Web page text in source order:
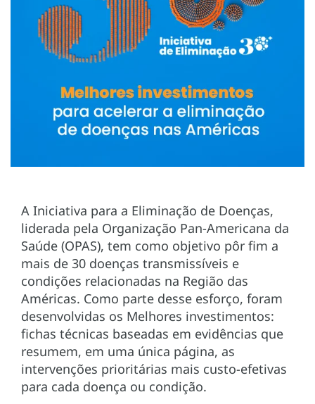
A Iniciativa para a Eliminação de Doenças,
liderada pela Organização Pan-Americana da
Saúde (OPAS), tem como objetivo pôr fim a
mais de 30 doenças transmissíveis e
condições relacionadas na Região das
Américas. Como parte desse esforço, foram
desenvolvidas os Melhores investimentos:
fichas técnicas baseadas em evidências que
resumem, em uma única página, as
intervenções prioritárias mais custo-efetivas
para cada doença ou condição.